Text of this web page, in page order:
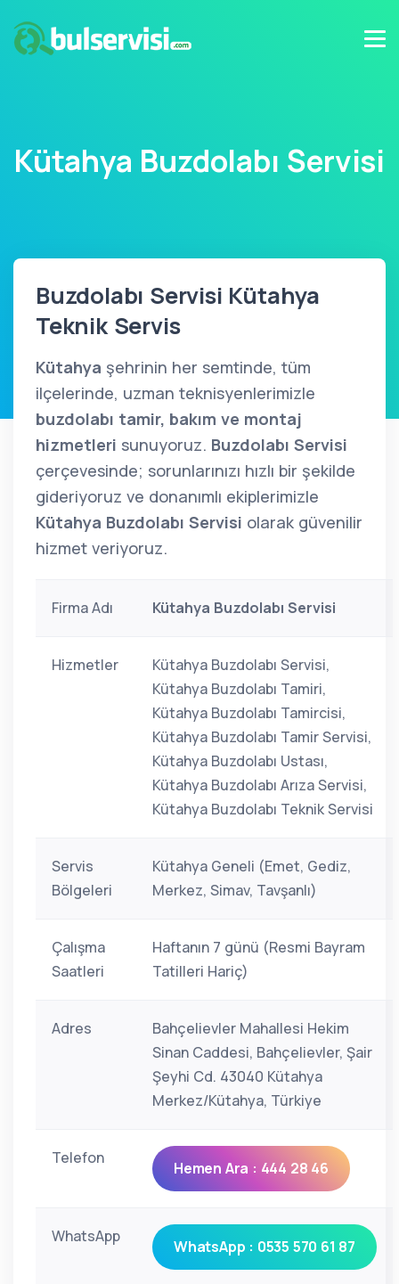
Kütahya Buzdolabı Servisi
Buzdolabı Servisi Kütahya
Teknik Servis
Kütahya şehrinin her semtinde, tüm
ilçelerinde, uzman teknisyenlerimizle
buzdolabı tamir, bakım ve montaj
hizmetleri sunuyoruz. Buzdolabı Servisi
çerçevesinde; sorunlarınızı hızlı bir şekilde
gideriyoruz ve donanımlı ekiplerimizle
Kütahya Buzdolabı Servisi olarak güvenilir
hizmet veriyoruz.
Firma Adı Kütahya Buzdolabı Servisi
Hizmetler
Kütahya Buzdolabı Servisi,
Kütahya Buzdolabı Tamiri,
Kütahya Buzdolabı Tamircisi,
Kütahya Buzdolabı Tamir Servisi,
Kütahya Buzdolabı Ustası,
Kütahya Buzdolabı Arıza Servisi,
Kütahya Buzdolabı Teknik Servisi
Servis
Bölgeleri
Kütahya Geneli (Emet, Gediz,
Merkez, Simav, Tavşanlı)
Çalışma
Saatleri
Haftanın 7 günü (Resmi Bayram
Tatilleri Hariç)
Adres
Bahçelievler Mahallesi Hekim
Sinan Caddesi, Bahçelievler, Şair
Şeyhi Cd. 43040 Kütahya
Merkez/Kütahya, Türkiye
Telefon
Hemen Ara : 444 28 46
WhatsApp
WhatsApp : 0535 570 61 87